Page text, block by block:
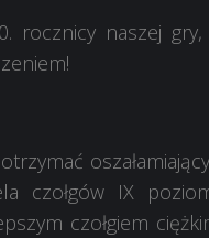
rocznicy naszej
oszałamiający
czołgów IX
czołgiem